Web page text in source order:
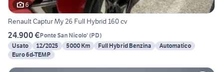
6
Renault Captur My 26 Full Hybrid 160 cv
24.900 €Ponte San Nicolo' (PD)
Usato
12/2025 5000 Km Full Hybrid Benzina
Automatico
Euro 6d-TEMP